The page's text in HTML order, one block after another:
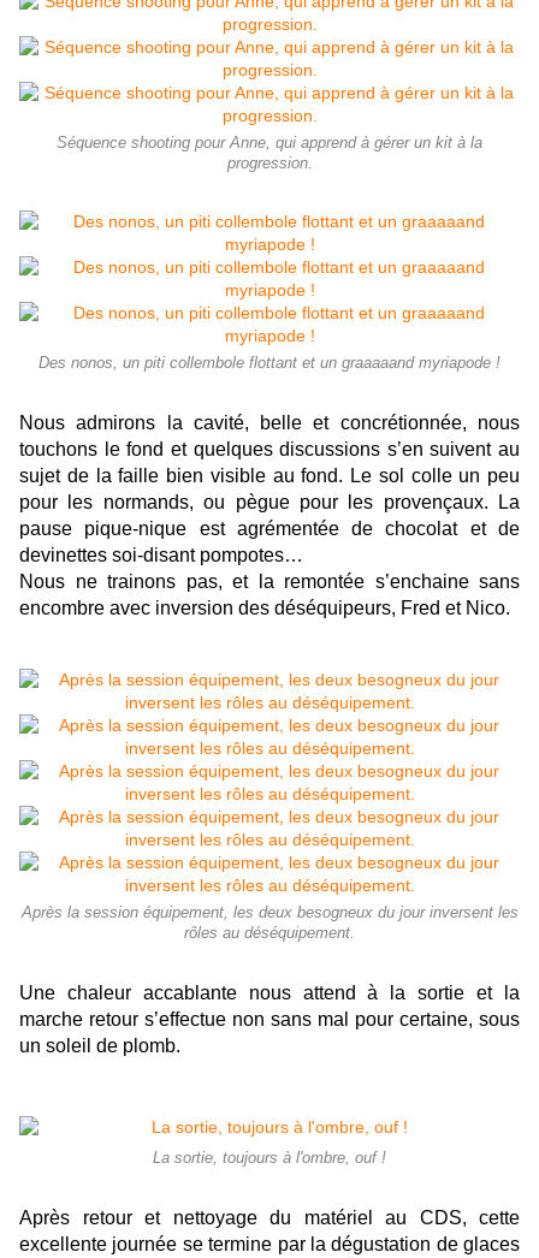
Séquence shooting pour Anne, qui apprend à gérer un kit à la
progression.
Des nonos, un piti collembole flottant et un graaaaand myriapode !
Nous admirons la cavité, belle et concrétionnée, nous
touchons le fond et quelques discussions s’en suivent au
sujet de la faille bien visible au fond. Le sol colle un peu
pour les normands, ou pègue pour les provençaux. La
pause pique-nique est agrémentée de chocolat et de
devinettes soi-disant pompotes…
Nous ne trainons pas, et la remontée s’enchaine sans
encombre avec inversion des déséquipeurs, Fred et Nico.
Après la session équipement, les deux besogneux du jour inversent les
rôles au déséquipement.
Une chaleur accablante nous attend à la sortie et la
marche retour s’effectue non sans mal pour certaine, sous
un soleil de plomb.
La sortie, toujours à l'ombre, ouf !
Après retour et nettoyage du matériel au CDS, cette
excellente journée se termine par la dégustation de glaces